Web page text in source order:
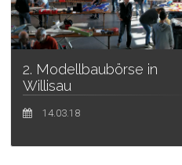
2. Modellbaubörse in
Willisau
14.03.18